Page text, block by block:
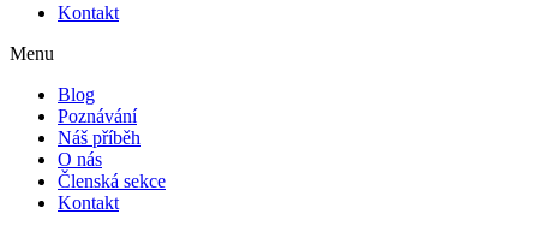
Kontakt
Menu
Blog
Poznávání
Náš příběh
O nás
Členská sekce
Kontakt